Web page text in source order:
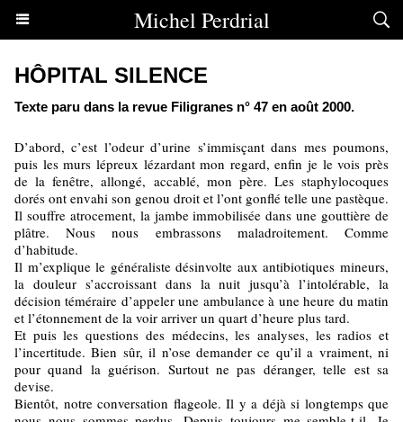
Michel Perdrial
HÔPITAL SILENCE
Texte paru dans la revue Filigranes n° 47 en août 2000.
D’abord, c’est l’odeur d’urine s’immisçant dans mes poumons,
puis les murs lépreux lézardant mon regard, enfin je le vois près
de la fenêtre, allongé, accablé, mon père. Les staphylocoques
dorés ont envahi son genou droit et l’ont gonflé telle une pastèque.
Il souffre atrocement, la jambe immobilisée dans une gouttière de
plâtre. Nous nous embrassons maladroitement. Comme
d’habitude.
Il m’explique le généraliste désinvolte aux antibiotiques mineurs,
la douleur s’accroissant dans la nuit jusqu’à l’intolérable, la
décision téméraire d’appeler une ambulance à une heure du matin
et l’étonnement de la voir arriver un quart d’heure plus tard.
Et puis les questions des médecins, les analyses, les radios et
l’incertitude. Bien sûr, il n’ose demander ce qu’il a vraiment, ni
pour quand la guérison. Surtout ne pas déranger, telle est sa
devise.
Bientôt, notre conversation flageole. Il y a déjà si longtemps que